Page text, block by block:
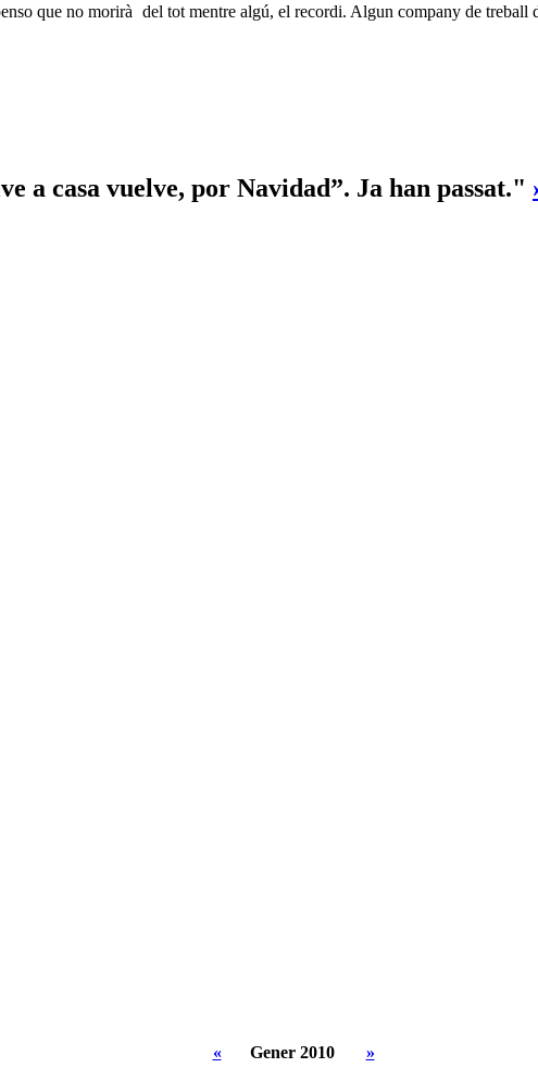
que no morirà del tot mentre algú, el recordi. Algun company de treball
a casa vuelve, por Navidad”. Ja han passat."
« Gener 2010
»